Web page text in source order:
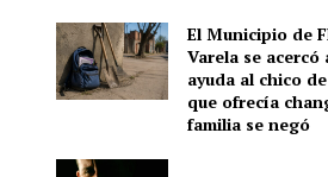
El Municipio de
Varela se acercó
ayuda al chico
que ofrecía
familia se negó